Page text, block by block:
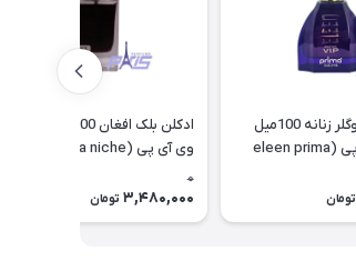
ادکلن الین موگلر زنانه 100میل
پریما وی آی پی (eleen prima
تومان
وی آی پی (black prima niche
0
3,480,000 تومان